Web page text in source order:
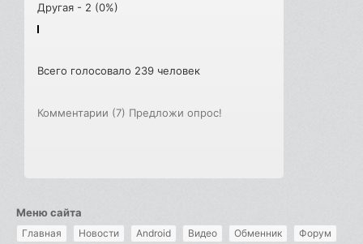
Другая - 2 (0%)
Всего голосовало 239 человек
Комментарии (7) Предложи опрос!
Меню сайта
Главная Новости Android Видео Обменник
Форум